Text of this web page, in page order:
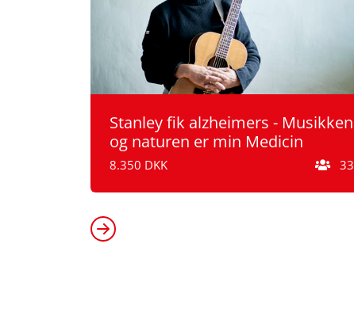
Stanley fik alzheimers - Musikken
og naturen er min Medicin
8.350 DKK 33